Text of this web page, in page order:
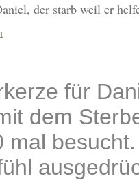
der starb weil er
für
dem
mal